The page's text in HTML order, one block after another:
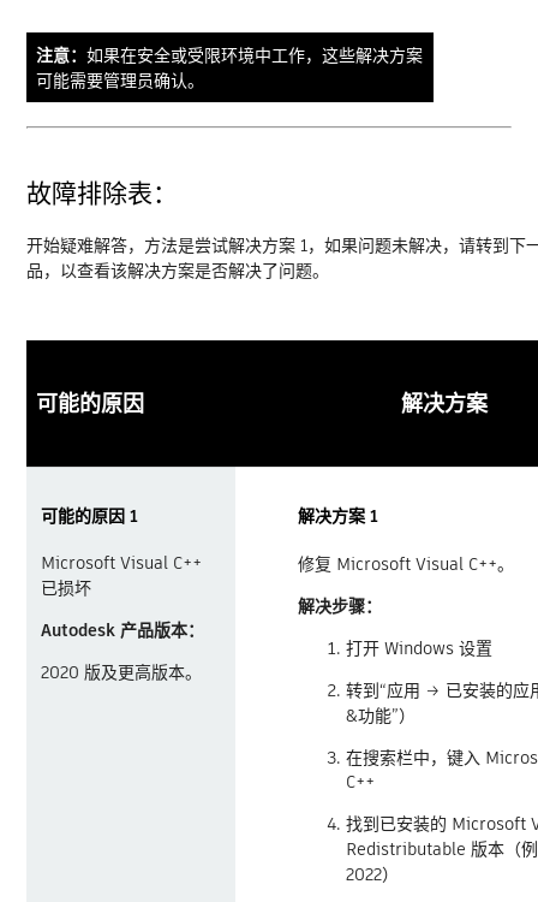
注意：如果在安全或受限环境中工作，这些解决方案
可能需要管理员确认。
故障排除表：
开始疑难解答，方法是尝试解决方案 1，如果问题未解决，请转到
品，以查看该解决方案是否解决了问题。
可能的原因 解决方案
可能的原因 1
Microsoft Visual C++
已损坏
Autodesk 产品版本：
2020 版及更高版本。
解决方案 1
修复 Microsoft Visual C++。
解决步骤：
打开 Windows 设置
转到“应用 → 已安装的应
&功能”）
在搜索栏中，键入
C++
找到已安装的 Microsoft
Redistributable 版本（
2022）